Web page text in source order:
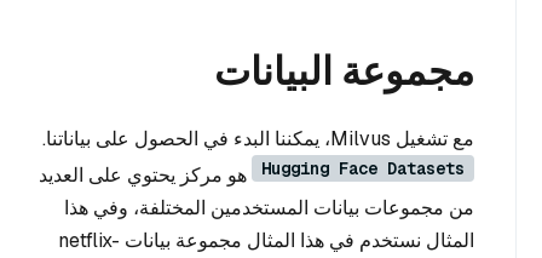
مجموعة البيانات
مع تشغيل Milvus، يمكننا البدء في الحصول على بياناتنا.
Hugging Face Datasets
هو مركز يحتوي على العديد
من مجموعات بيانات المستخدمين المختلفة، وفي هذا
المثال نستخدم في هذا المثال مجموعة بيانات netflix-